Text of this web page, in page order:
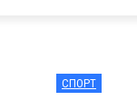
СПОРТ